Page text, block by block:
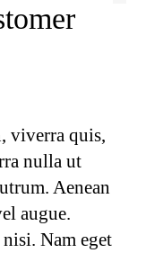
viverra quis,
nulla ut
Aenean
augue.
Nam eget